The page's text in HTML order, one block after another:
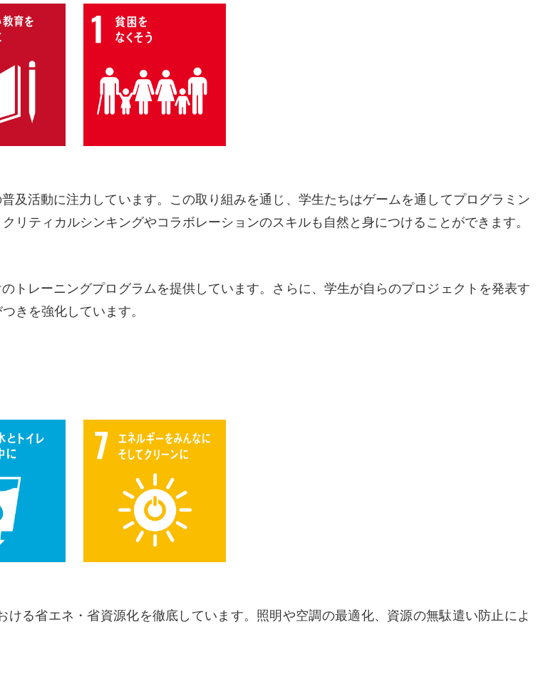
及活動に注力しています。この取り組みを通じ、学生たちはゲームを通してプログラミン
リティカルシンキングやコラボレーションのスキルも自然と身につけることができます。
トレーニングプログラムを提供しています。さらに、学生が自らのプロジェクトを発表す
きを強化しています。
る省エネ・省資源化を徹底しています。照明や空調の最適化、資源の無駄遣い防止によ